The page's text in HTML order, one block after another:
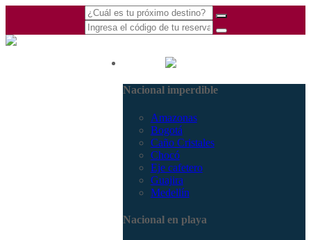
Nacional imperdible
Amazonas
Bogotá
Caño Cristales
Chocó
Eje cafetero
Guajira
Medellín
Nacional en playa